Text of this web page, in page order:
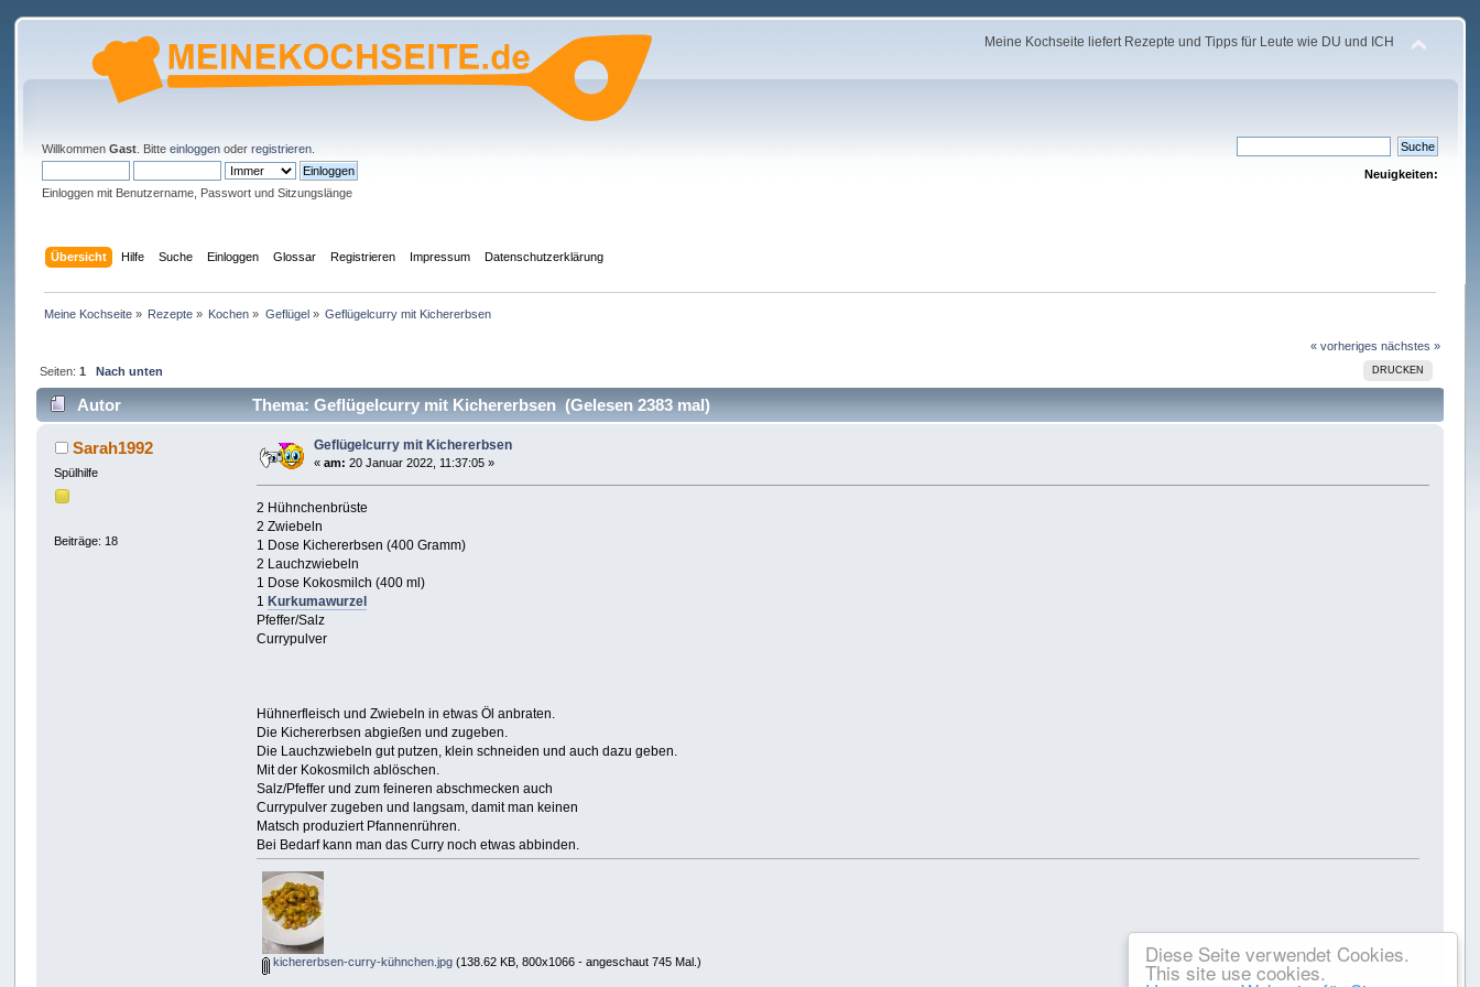
Diese Seite verwendet Cookies.
This site use cookies.
Meine Kochseite liefert Rezepte und Tipps für Leute wie DU und ICH
WillkommenGast . Bitteeinloggen oderregistrieren
Einloggen mit Benutzername, Passwort und Sitzungslänge
Neuigkeiten:
Übersicht Hilfe Suche Einloggen Glossar Registrieren Impressum Datenschutzerklärung
Meine Kochseite» Rezepte » Kochen » Geflügel» Geflügelcurry mit Kichererbsen
« vorheriges nächstes »
DRUCKEN
Seiten: 1 Nach unten
Autor Thema: Geflügelcurry mit Kichererbsen (Gelesen 2383 mal)
Sarah1992
Spülhilfe
Beiträge: 18
Geflügelcurry mit Kichererbsen
«am: 20 Januar 2022, 11:37:05 »
2 Hühnchenbrüste
2 Zwiebeln
1 Dose Kichererbsen (400 Gramm)
2 Lauchzwiebeln
1 Dose Kokosmilch (400 ml)
1 Kurkumawurzel
Pfeffer/Salz
Currypulver
Hühnerfleisch und Zwiebeln in etwas Öl anbraten.
Die Kichererbsen abgießen und zugeben.
Die Lauchzwiebeln gut putzen, klein schneiden und auch dazu geben.
Mit der Kokosmilch ablöschen.
Salz/Pfeffer und zum feineren abschmecken auch
Currypulver zugeben und langsam, damit man keinen
Matsch produziert Pfannenrühren.
Bei Bedarf kann man das Curry noch etwas abbinden.
kichererbsen-curry-kühnchen.jpg (138.62 KB, 800x1066 - angeschaut 745 Mal.)